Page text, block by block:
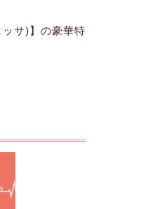
ッサ)】の豪華特